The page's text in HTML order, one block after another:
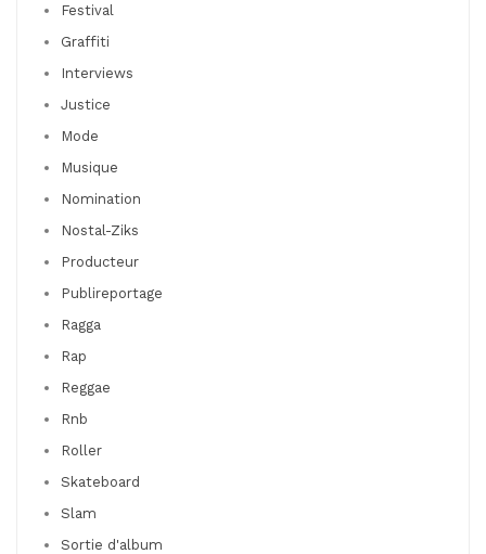
Festival
Graffiti
Interviews
Justice
Mode
Musique
Nomination
Nostal-Ziks
Producteur
Publireportage
Ragga
Rap
Reggae
Rnb
Roller
Skateboard
Slam
Sortie d'album